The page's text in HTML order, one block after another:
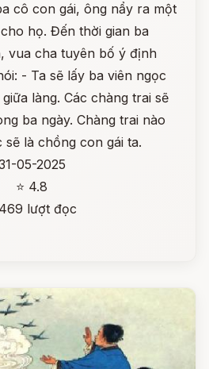
cô con gái, ông nẩy ra một
họ. Đến thời gian ba
vua cha tuyên bố ý định
- Ta sẽ lấy ba viên ngọc
làng. Các chàng trai sẽ
ba ngày. Chàng trai nào
là chồng con gái ta.
05-2025
⭐ 4.8
lượt đọc